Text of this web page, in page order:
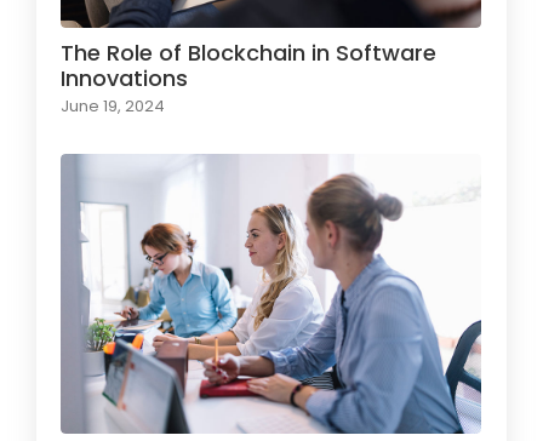
The Role of Blockchain in Software
Innovations
June 19, 2024